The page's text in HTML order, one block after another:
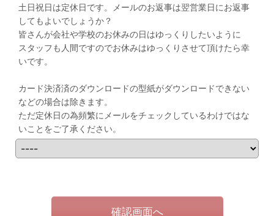
土日祝日は定休日です。メールのお返事は翌営業日にお返事
してもよいでしょうか？
皆さんが会社や学校のお休みの日はゆっくりしたいように
スタッフも人間ですのでお休みはゆっくりさせて頂けたら幸
いです。
カード決済済のダウンロードの型紙がダウンロードできない
などの場合は除きます。
ただ定休日の為頻繁にメールをチェックしているわけではな
いことをご了承ください。
確認画面へ